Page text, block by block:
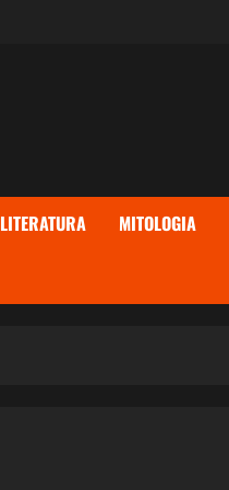
LITERATURA MITOLOGIA